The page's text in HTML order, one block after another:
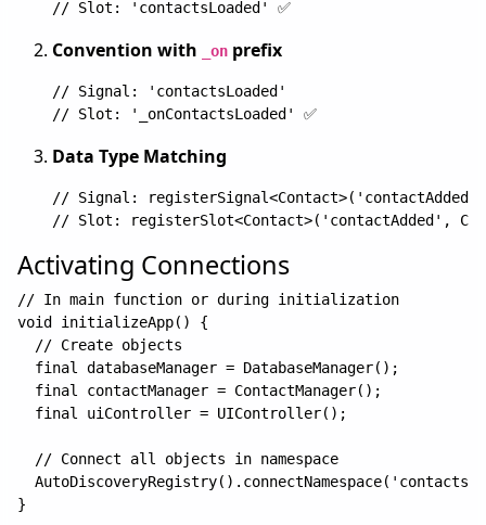
Convention with _on prefix
// Signal: 'contactsLoaded'
Data Type Matching
// Signal:
Activating Connections
// In main function or during initialization
void initializeApp() {
  // Create objects
  final databaseManager = DatabaseManager();
  final contactManager = ContactManager();
  final uiController = UIController();
  // Connect all objects in namespace